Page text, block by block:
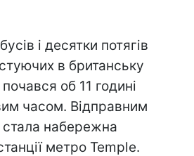
і десятки потягів
в британську
об 11 годині
часом. Відправним
набережна
метро Temple.